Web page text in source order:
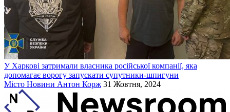
У Харкові затримали власника російської компанії, яка
допомагає ворогу запускати супутники-шпигуни
Місто Новини Антон Корж 31 Жовтня, 2024